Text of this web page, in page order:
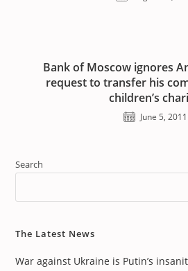
Bank of Moscow ignores
request to transfer his
children’s
June 5, 2011
Search
The Latest News
War against Ukraine is Putin’s